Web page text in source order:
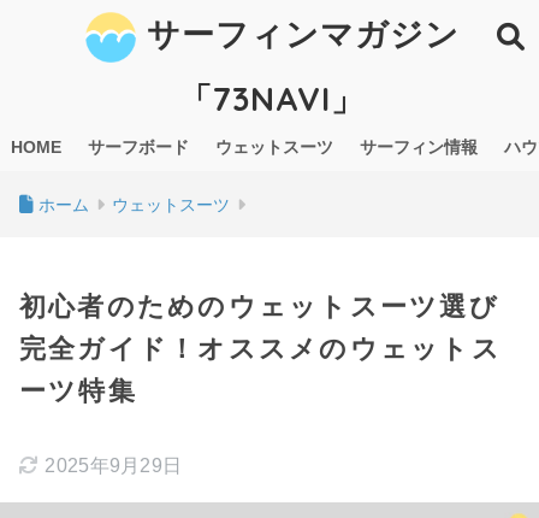
サーフィンマガジン
「73NAVI」
HOME サーフボード ウェットスーツ サーフィン情報 ハ
ホーム ウェットスーツ
初心者のためのウェットスーツ選び
完全ガイド！オススメのウェットス
ーツ特集
2025年9月29日